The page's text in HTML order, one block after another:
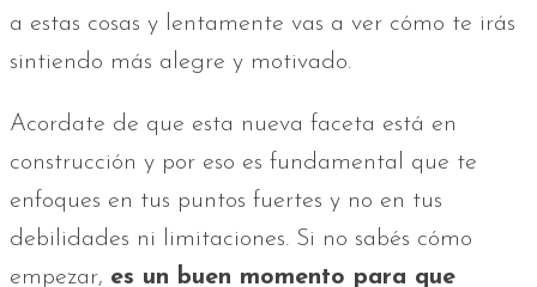
a estas cosas y lentamente vas a ver cómo te irás
sintiendo más alegre y motivado.
Acordate de que esta nueva faceta está en
construcción y por eso es fundamental que te
enfoques en tus puntos fuertes y no en tus
debilidades ni limitaciones. Si no sabés cómo
empezar, es un buen momento para que